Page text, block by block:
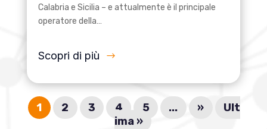
Calabria e Sicilia – e attualmente è il principale
operatore della…
Scopri di più
1 2 3 4 5 ... »
Ult
ima »